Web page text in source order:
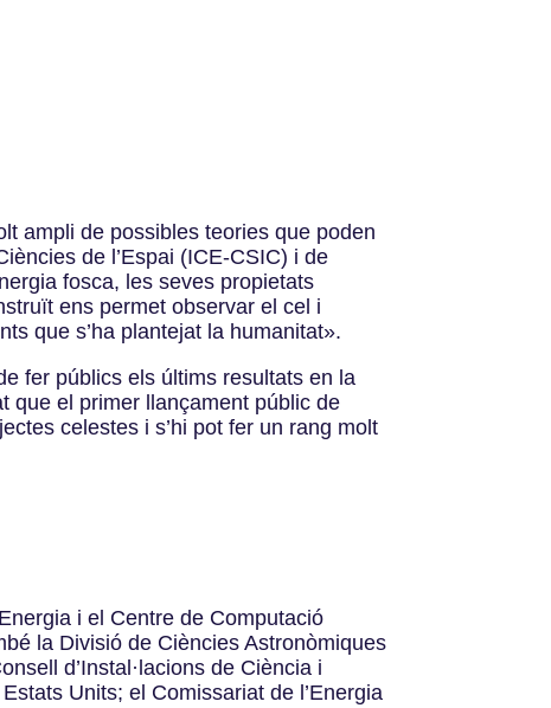
ampli de possibles teories que poden
de l’Espai (ICE-CSIC) i de
fosca, les seves propietats
ens permet observar el cel i
que s’ha plantejat la humanitat».
fer públics els últims resultats en la
que el primer llançament públic de
celestes i s’hi pot fer un rang molt
i el Centre de Computació
la Divisió de Ciències Astronòmiques
d’Instal·lacions de Ciència i
Units; el Comissariat de l’Energia